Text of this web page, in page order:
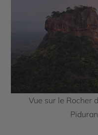
Vue sur le Rocher